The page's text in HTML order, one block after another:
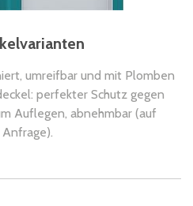
umreifbar und mit Plomben
perfekter Schutz gegen
Auflegen, abnehmbar (auf
Anfrage).